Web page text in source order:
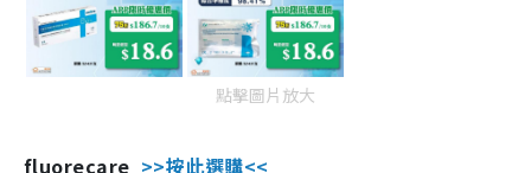
點擊圖片放大
fluorecare >>按此選購<<